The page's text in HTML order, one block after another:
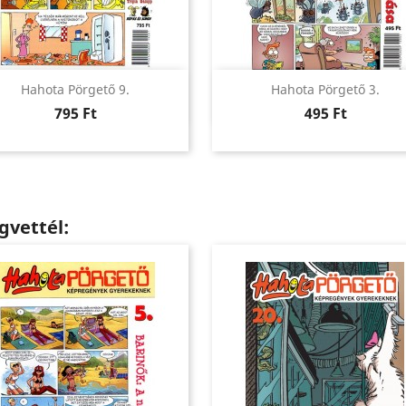
Hahota Pörgető 9.
Ár
795 Ft
Előnézet Hahota Pörgető 3.
Ár
495 Ft
Előnézet